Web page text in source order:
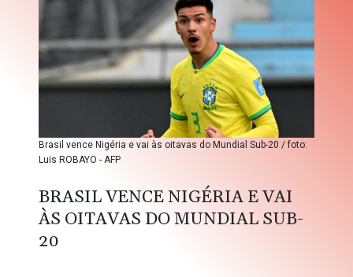
Brasil vence Nigéria e vai às oitavas do Mundial Sub-20 / foto:
Luis ROBAYO - AFP
BRASIL VENCE NIGÉRIA E VAI
ÀS OITAVAS DO MUNDIAL SUB-
20